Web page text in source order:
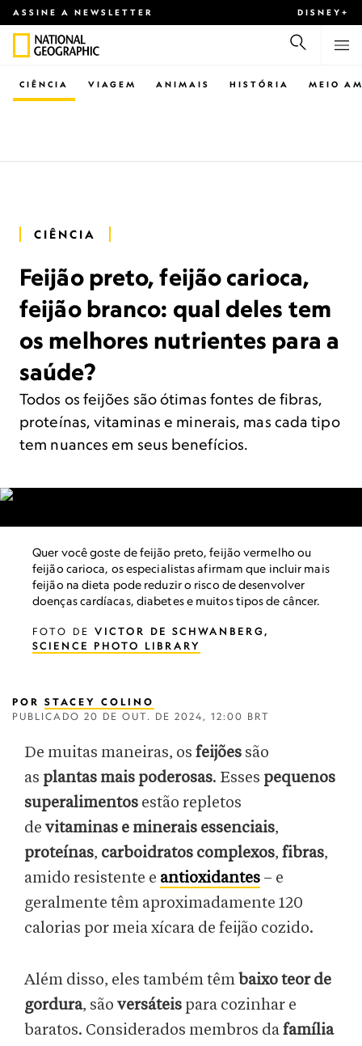
ASSINE A NEWSLETTER DISNEY+
CIÊNCIA VIAGEM ANIMAIS HISTÓRIA MEIO
CIÊNCIA
Feijão preto, feijão carioca,
feijão branco: qual deles tem
os melhores nutrientes para a
saúde?
Todos os feijões são ótimas fontes de fibras,
proteínas, vitaminas e minerais, mas cada tipo
tem nuances em seus benefícios.
Quer você goste de feijão preto, feijão vermelho ou
feijão carioca, os especialistas afirmam que incluir mais
feijão na dieta pode reduzir o risco de desenvolver
doenças cardíacas, diabetes e muitos tipos de câncer.
FOTO DE VICTOR DE SCHWANBERG,
SCIENCE PHOTO LIBRARY
POR STACEY COLINO
PUBLICADO 20 DE OUT. DE 2024, 12:00 BRT
De muitas maneiras, os feijões são
as plantas mais poderosas. Esses pequenos
superalimentos estão repletos
de vitaminas e minerais essenciais,
proteínas, carboidratos complexos, fibras,
amido resistente e antioxidantes – e
geralmente têm aproximadamente 120
calorias por meia xícara de feijão cozido.
Além disso, eles também têm baixo teor de
gordura, são versáteis para cozinhar e
baratos. Considerados membros dafamília